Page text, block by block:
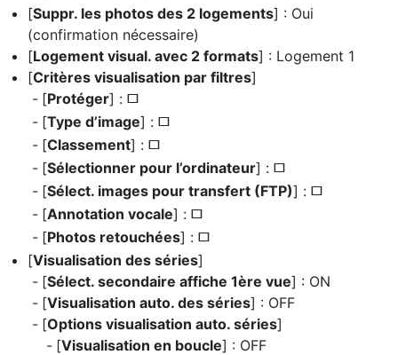
[Suppr. les photos des 2 logements] : Oui
(confirmation nécessaire)
[Logement visual. avec 2 formats] : Logement 1
[Critères visualisation par filtres]
[Protéger] : U
[Type d’image] : U
[Classement] : U
[Sélectionner pour l’ordinateur] : U
[Sélect. images pour transfert (FTP)] : U
[Annotation vocale] : U
[Photos retouchées] : U
[Visualisation des séries]
[Sélect. secondaire affiche 1ère vue] : ON
[Visualisation auto. des séries] : OFF
[Options visualisation auto. séries]
[Visualisation en boucle] : OFF